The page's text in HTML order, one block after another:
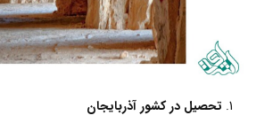
تحصیل در کشور آذربایجان